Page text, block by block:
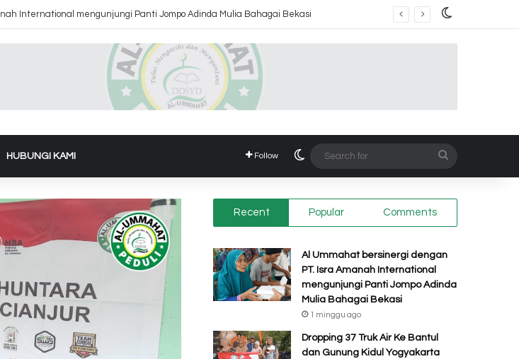
Yogyakarta
HUBUNGI KAMI Follow Switch skin
for
Recent Popular Comments
Al Ummahat bersinergi dengan
PT. Isra Amanah International
mengunjungi Panti Jompo Adinda
Mulia Bahagai Bekasi
1 minggu ago
Dropping 37 Truk Air Ke Bantul
dan Gunung Kidul Yogyakarta